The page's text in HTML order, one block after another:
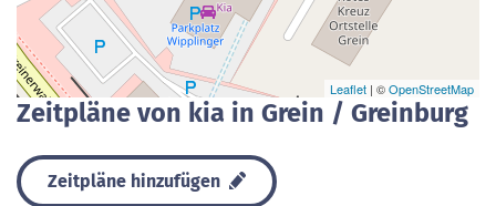
Leaflet | ©OpenStreetMap
Zeitpläne von kia in Grein / Greinburg
Zeitpläne hinzufügen